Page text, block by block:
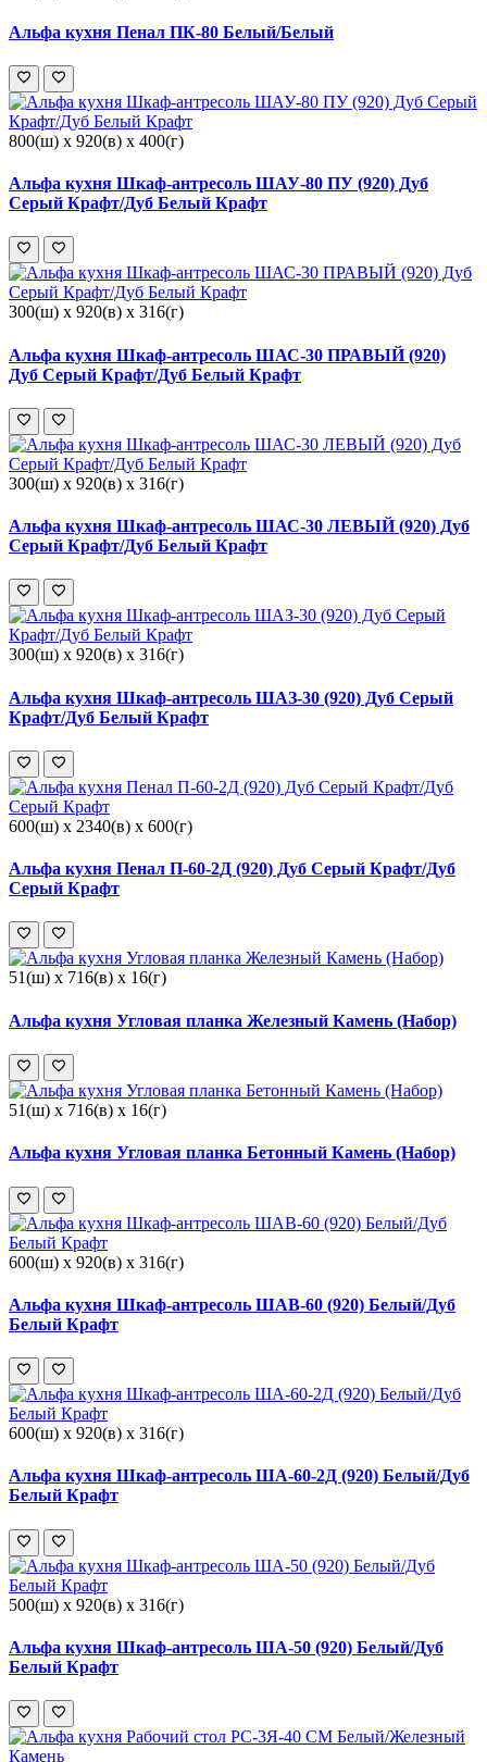
Альфа кухня Пенал ПК-80 Белый/Белый
800(ш) x 920(в) x 400(г)
Альфа кухня Шкаф-антресоль ШАУ-80 ПУ (920) Дуб
Серый Крафт/Дуб Белый Крафт
300(ш) x 920(в) x 316(г)
Альфа кухня Шкаф-антресоль ШАС-30 ПРАВЫЙ (920)
Дуб Серый Крафт/Дуб Белый Крафт
300(ш) x 920(в) x 316(г)
Альфа кухня Шкаф-антресоль ШАС-30 ЛЕВЫЙ (920) Дуб
Серый Крафт/Дуб Белый Крафт
300(ш) x 920(в) x 316(г)
Альфа кухня Шкаф-антресоль ШАЗ-30 (920) Дуб Серый
Крафт/Дуб Белый Крафт
600(ш) x 2340(в) x 600(г)
Альфа кухня Пенал П-60-2Д (920) Дуб Серый Крафт/Дуб
Серый Крафт
51(ш) x 716(в) x 16(г)
Альфа кухня Угловая планка Железный Камень (Набор)
51(ш) x 716(в) x 16(г)
Альфа кухня Угловая планка Бетонный Камень (Набор)
600(ш) x 920(в) x 316(г)
Альфа кухня Шкаф-антресоль ШАВ-60 (920) Белый/Дуб
Белый Крафт
600(ш) x 920(в) x 316(г)
Альфа кухня Шкаф-антресоль ША-60-2Д (920) Белый/Дуб
Белый Крафт
500(ш) x 920(в) x 316(г)
Альфа кухня Шкаф-антресоль ША-50 (920) Белый/Дуб
Белый Крафт